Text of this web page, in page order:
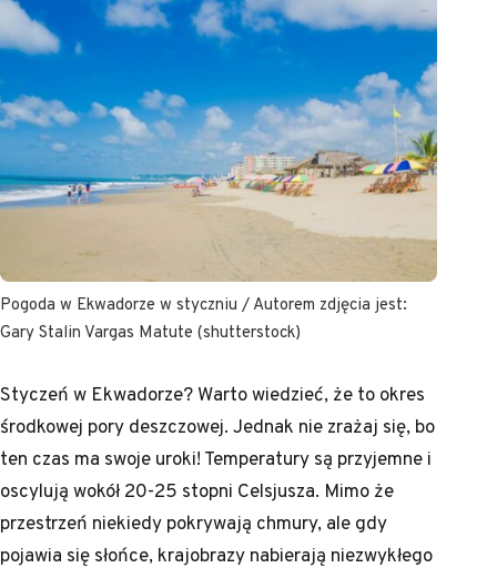
Pogoda w Ekwadorze w styczniu / Autorem zdjęcia jest:
Gary Stalin Vargas Matute (shutterstock)
Styczeń w Ekwadorze? Warto wiedzieć, że to okres
środkowej pory deszczowej. Jednak nie zrażaj się, bo
ten czas ma swoje uroki! Temperatury są przyjemne i
oscylują wokół 20-25 stopni Celsjusza. Mimo że
przestrzeń niekiedy pokrywają chmury, ale gdy
pojawia się słońce, krajobrazy nabierają niezwykłego